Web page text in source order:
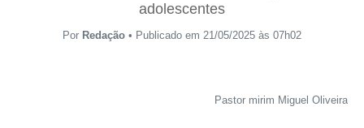
adolescentes
Por Redação • Publicado em 21/05/2025 às 07h02
Pastor mirim Miguel Oliveira -